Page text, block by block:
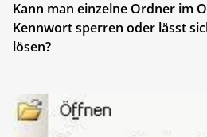
Kann man einzelne Ordner im
Kennwort sperren oder lässt
lösen?